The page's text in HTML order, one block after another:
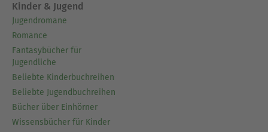
Kinder & Jugend
Jugendromane
Romance
Fantasybücher für
Jugendliche
Beliebte Kinderbuchreihen
Beliebte Jugendbuchreihen
Bücher über Einhörner
Wissensbücher für Kinder